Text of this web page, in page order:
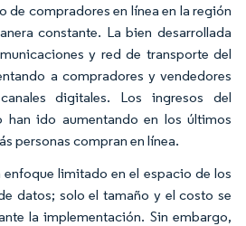
de compradores en línea en la región
constante. La bien desarrollada
y red de transporte del
a compradores y vendedores
digitales. Los ingresos del
han ido aumentando en los últimos
personas compran en línea.
limitado en el espacio de los
datos; solo el tamaño y el costo se
la implementación. Sin embargo,